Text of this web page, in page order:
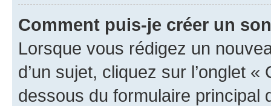
Comment puis-je créer un
Lorsque vous rédigez un
d’un sujet, cliquez sur l’onglet
dessous du formulaire principal